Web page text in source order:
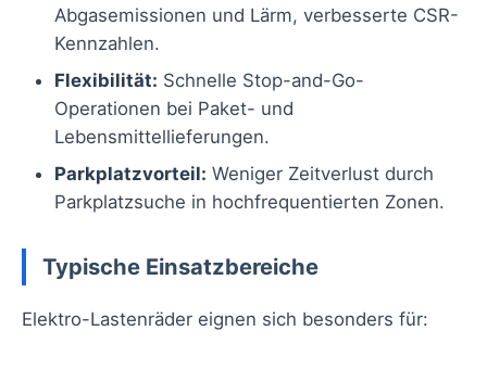
Abgasemissionen und Lärm, verbesserte CSR-
Kennzahlen.
Flexibilität: Schnelle Stop-and-Go-
Operationen bei Paket- und
Lebensmittellieferungen.
Parkplatzvorteil: Weniger Zeitverlust durch
Parkplatzsuche in hochfrequentierten Zonen.
Typische Einsatzbereiche
Elektro-Lastenräder eignen sich besonders für: